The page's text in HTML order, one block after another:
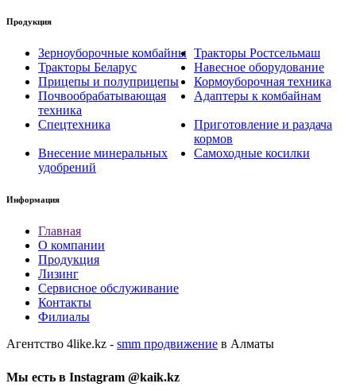
Продукция
Зерноуборочные комбайны Тракторы Ростсельмаш
Тракторы Беларус
Навесное оборудование
Прицепы и полуприцепы
Кормоуборочная техника
Почвообрабатывающая
техника
Адаптеры к комбайнам
Спецтехника
Приготовление и раздача
кормов
Внесение минеральных
удобрений
Самоходные косилки
Информация
Главная
О компании
Продукция
Лизинг
Сервисное обслуживание
Контакты
Филиалы
Агентство 4like.kz - smm продвижение в Алматы
Мы есть в Instagram @kaik.kz